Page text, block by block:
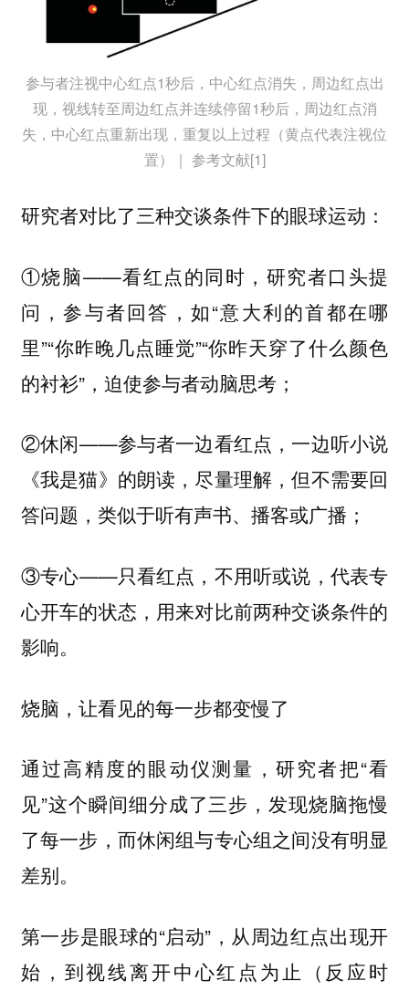
参与者注视中心红点1秒后，中心红点消失，周边红点出
现，视线转至周边红点并连续停留1秒后，周边红点消
失，中心红点重新出现，重复以上过程（黄点代表注视位
置）｜ 参考文献[1]
研究者对比了三种交谈条件下的眼球运动：
①烧脑——看红点的同时，研究者口头提
问，参与者回答，如“意大利的首都在哪
里”“你昨晚几点睡觉”“你昨天穿了什么颜色
的衬衫”，迫使参与者动脑思考；
②休闲——参与者一边看红点，一边听小说
《我是猫》的朗读，尽量理解，但不需要回
答问题，类似于听有声书、播客或广播；
③专心——只看红点，不用听或说，代表专
心开车的状态，用来对比前两种交谈条件的
影响。
烧脑，让看见的每一步都变慢了
通过高精度的眼动仪测量，研究者把“看
见”这个瞬间细分成了三步，发现烧脑拖慢
了每一步，而休闲组与专心组之间没有明显
差别。
第一步是眼球的“启动”，从周边红点出现开
始，到视线离开中心红点为止（反应时